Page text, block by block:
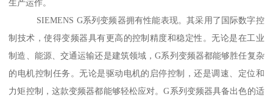
生产运作。
SIEMENS G系列变频器拥有性能表现。其采用了国际数字控
制技术，使得变频器具有更高的控制精度和稳定性。无论是在工业
制造、能源、交通运输还是建筑领域，G系列变频器都能够胜任复杂
的电机控制任务。无论是驱动电机的启停控制，还是调速、定位和
力矩控制，这款变频器都能够轻松应对。G系列变频器具备出色的适